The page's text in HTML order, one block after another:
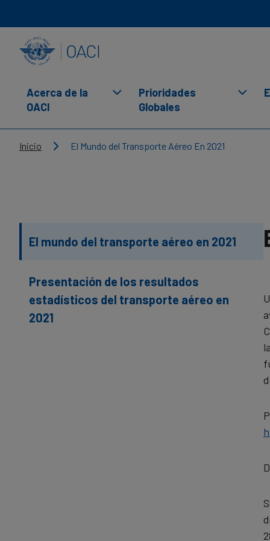
Acerca de la
OACI
Prioridades
Globales
Breadcrumb
Inicio El Mundo del Transporte Aéreo En 2021
El mundo del transporte aéreo en 2021
Presentación de los resultados
estadísticos del transporte aéreo en
2021